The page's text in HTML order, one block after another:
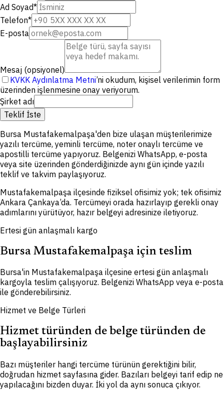
Ad Soyad*
Telefon*
E-posta
Mesaj (opsiyonel)
KVKK Aydınlatma Metni’ni okudum, kişisel verilerimin form
üzerinden işlenmesine onay veriyorum.
Şirket adı
Teklif İste
Bursa Mustafakemalpaşa'den bize ulaşan müşterilerimize
yazılı tercüme, yeminli tercüme, noter onaylı tercüme ve
apostilli tercüme yapıyoruz. Belgenizi WhatsApp, e-posta
veya site üzerinden gönderdiğinizde aynı gün içinde yazılı
teklif ve takvim paylaşıyoruz.
Mustafakemalpaşa ilçesinde fiziksel ofisimiz yok; tek ofisimiz
Ankara Çankaya’da. Tercümeyi orada hazırlayıp gerekli onay
adımlarını yürütüyor, hazır belgeyi adresinize iletiyoruz.
Ertesi gün anlaşmalı kargo
Bursa Mustafakemalpaşa için teslim
Bursa'in Mustafakemalpaşa ilçesine ertesi gün anlaşmalı
kargoyla teslim çalışıyoruz. Belgenizi WhatsApp veya e-posta
ile gönderebilirsiniz.
Hizmet ve Belge Türleri
Hizmet türünden de belge türünden de
başlayabilirsiniz
Bazı müşteriler hangi tercüme türünün gerektiğini bilir,
doğrudan hizmet sayfasına gider. Bazıları belgeyi tarif edip ne
yapılacağını bizden duyar. İki yol da aynı sonuca çıkıyor.